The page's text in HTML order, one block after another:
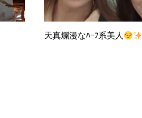
天真爛漫なﾊｰﾌ系美人